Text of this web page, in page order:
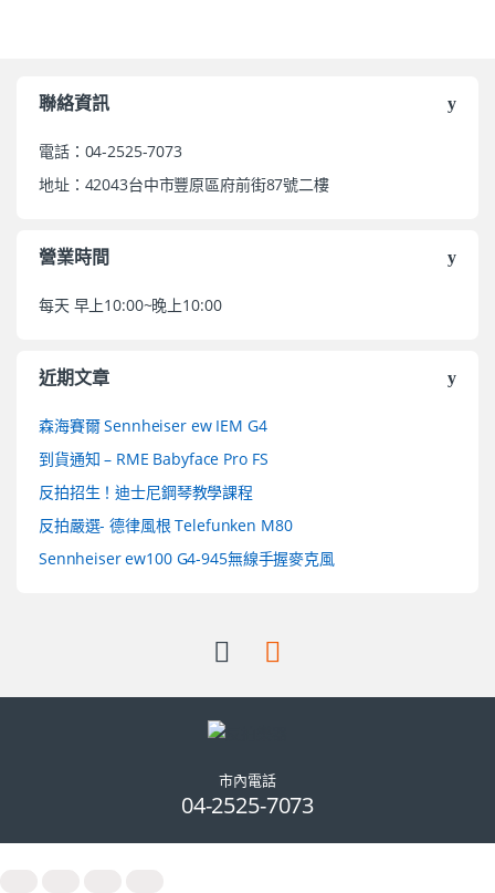
聯絡資訊
電話：04-2525-7073
地址：42043台中市豐原區府前街87號二樓
營業時間
每天 早上10:00~晚上10:00
近期文章
森海賽爾 Sennheiser ew IEM G4
到貨通知 – RME Babyface Pro FS
反拍招生！迪士尼鋼琴教學課程
反拍嚴選- 德律風根 Telefunken M80
Sennheiser ew100 G4-945無線手握麥克風
市內電話
04-2525-7073